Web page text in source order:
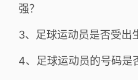
强？
3、足球运动员是否受出
4、足球运动员的号码是